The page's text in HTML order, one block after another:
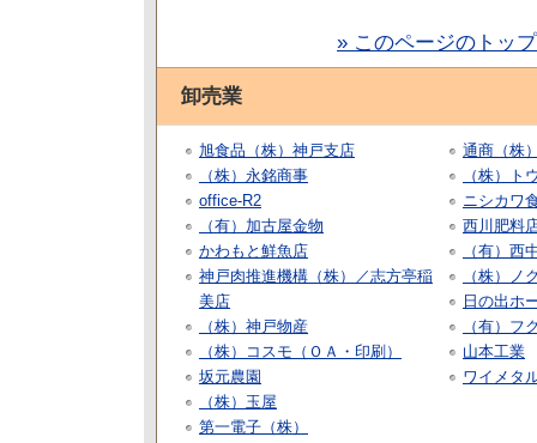
» このページのトッ
卸売業
旭食品（株）神戸支店
（株）永銘商事
office-R2
（有）加古屋金物
かわもと鮮魚店
神戸肉推進機構（株）／志方亭稲
美店
（株）神戸物産
（株）コスモ（ＯＡ・印刷）
坂元農園
（株）玉屋
第一電子（株）
通商（株
（株）ト
ニシカワ
西川肥料
（有）西
（株）ノ
日の出ホ
（有）フ
山本工業
ワイメタ